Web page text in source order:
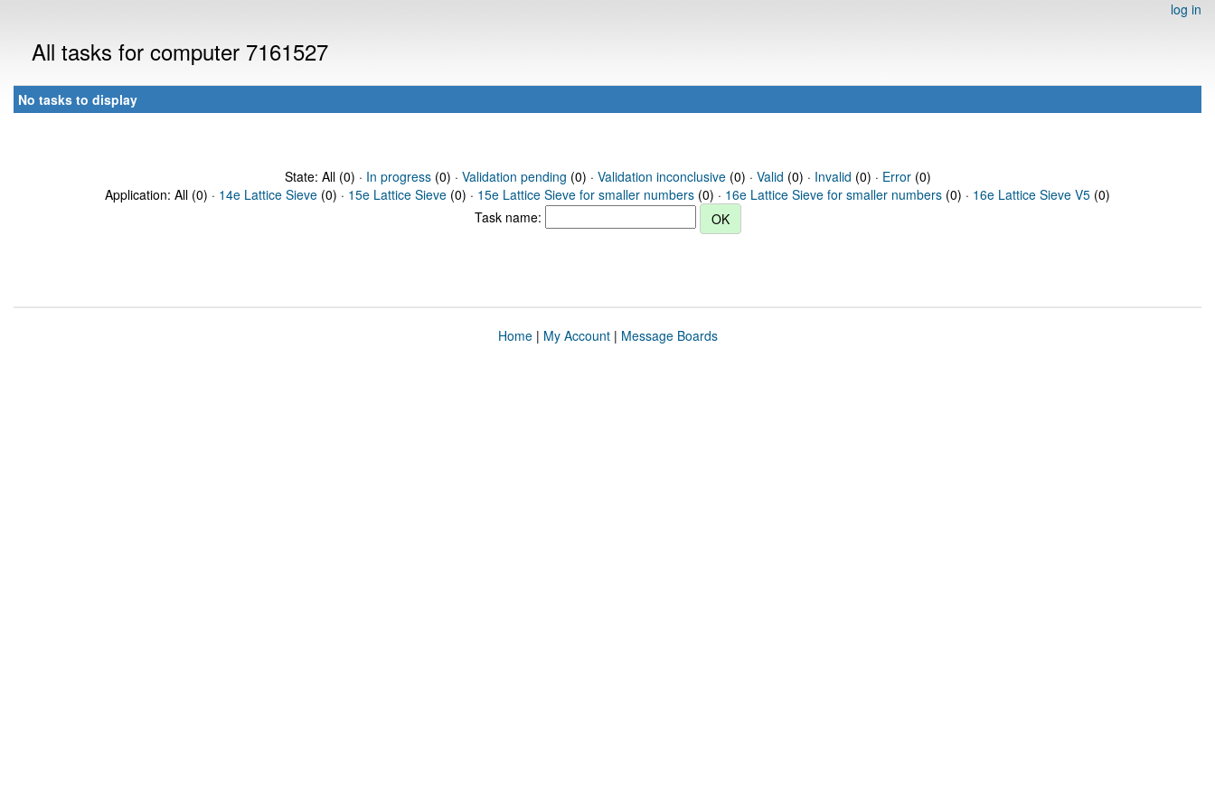
log in
All tasks for computer 7161527
No tasks to display
State: All (0) · In progress(0) · Validation pending (0) · Validation inconclusive(0) · Valid (0) · Invalid (0) · Error(0)
Application: All (0) · 14e Lattice Sieve (0) · 15e Lattice Sieve (0) · 15e Lattice Sieve for smaller numbers (0) · 16e Lattice Sieve for smaller numbers (0) · 16e Lattice Sieve V5 (0)
Task name:
Home| My Account| Message Boards